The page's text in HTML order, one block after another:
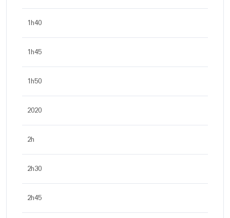
1h40
1h45
1h50
2020
2h
2h30
2h45